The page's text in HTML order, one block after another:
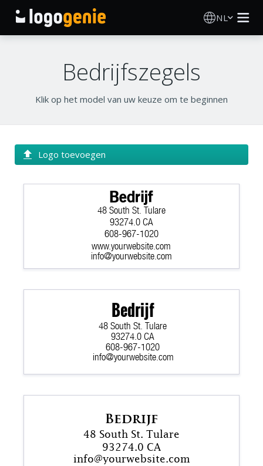
NL
AI logogenerator
Gedrukte producten
Over
INLOGGEN
Bedrijfszegels
Klik op het model van uw keuze om te beginnen
Logo toevoegen
608-967-1020
www.yourwebsite.com
info@yourwebsite.com
48 South St. Tulare
Bedrijf
93274.0 CA
608-967-1020
info@yourwebsite.com
48 South St. Tulare
93274.0 CA
Bedrijf
info@yourwebsite.com
48 South St. Tulare
93274.0 CA
Bedrijf